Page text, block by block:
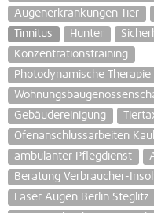
Augenerkrankungen Tier
Tinnitus
Hunter
Konzentrationstraining
Photodynamische
Gebäudereinigung
Ofenanschlussarbeiten
ambulanter Pflegdienst
Beratung Verbraucher-
Laser Augen Berlin Steglitz